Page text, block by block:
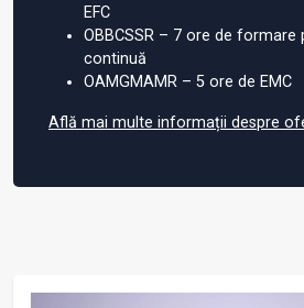
EFC
OBBCSSR – 7 ore de formare
continuă
OAMGMAMR – 5 ore de EMC
Află mai multe informații despre